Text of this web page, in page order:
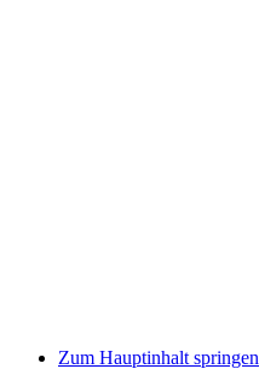
Zum Hauptinhalt springen